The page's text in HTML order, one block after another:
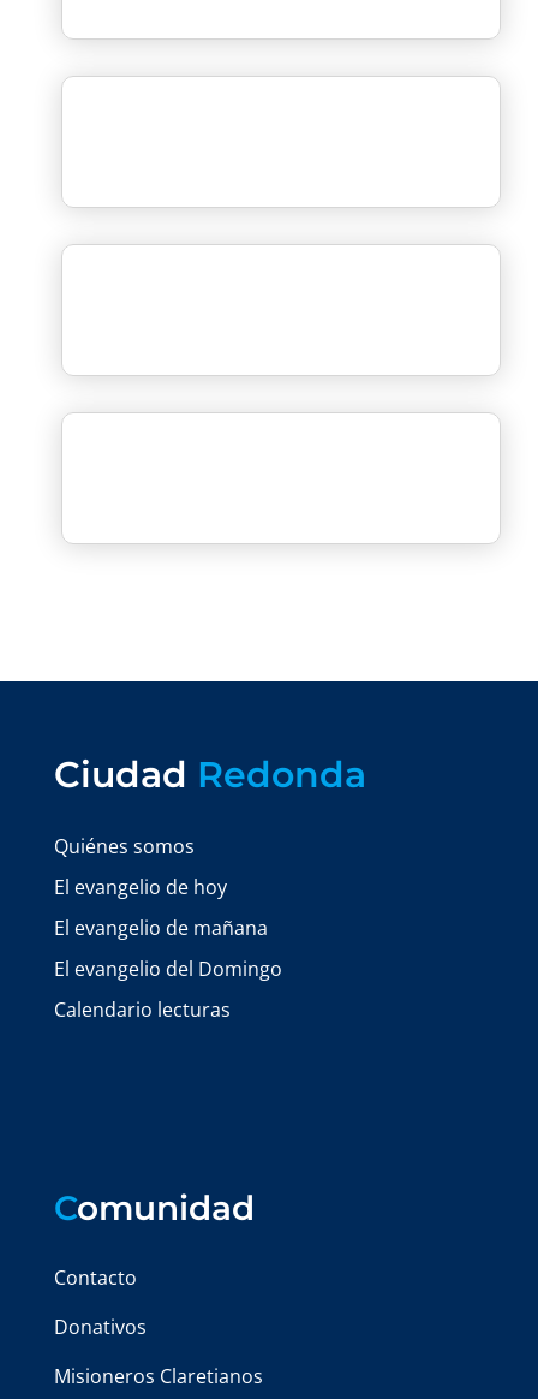
Ciudad Redonda
Quiénes somos
El evangelio de hoy
El evangelio de mañana
El evangelio del Domingo
Calendario lecturas
Comunidad
Contacto
Donativos
Misioneros Claretianos